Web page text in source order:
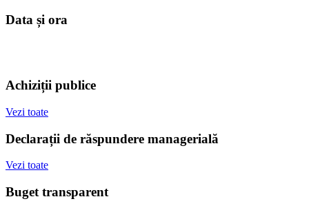
Data și ora
Achiziții publice
Vezi toate
Declarații de răspundere managerială
Vezi toate
Buget transparent